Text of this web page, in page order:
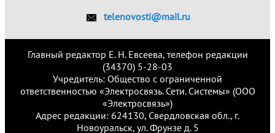
telenovosti@mail.ru
Главный редактор Е. Н. Евсеева, телефон редакции
(34370) 5-28-03
Учредитель: Общество с ограниченной
ответственностью «Электросвязь. Сети. Системы» (ООО
«Электросвязь»)
Адрес редакции: 624130, Свердловская обл., г.
Новоуральск, ул. Фрунзе д. 5